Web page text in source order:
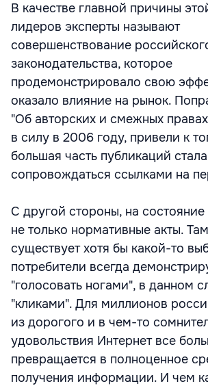
В качестве главной причины
лидеров эксперты называют
совершенствование
законодательства, которое
продемонстрировало свою
оказало влияние на рынок.
"Об авторских и смежных
в силу в 2006 году, привели к
большая часть публикаций стала
сопровождаться ссылками на
С другой стороны, на
не только нормативные акты.
существует хотя бы какой-то
потребители всегда
"голосовать ногами", в данном
"кликами". Для миллионов
из дорогого и в чем-то
удовольствия Интернет все
превращается в полноценное
получения информации. И чем